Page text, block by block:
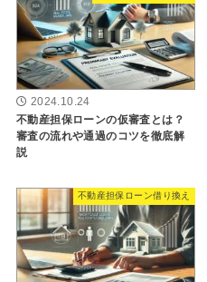
2024.10.24
不動産担保ローンの仮審査とは？
審査の流れや通過のコツを徹底解
説
不動産担保ローン借り換え